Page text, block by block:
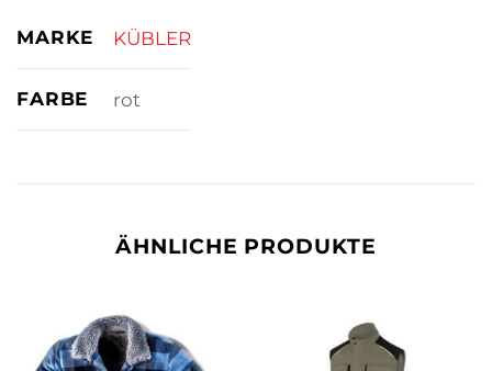
MARKE KÜBLER
FARBE rot
ÄHNLICHE PRODUKTE